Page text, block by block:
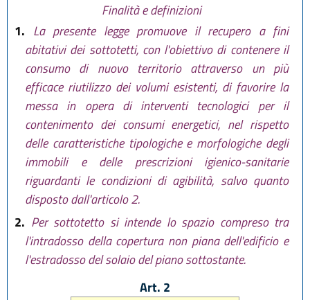
Finalità e definizioni
1. La presente legge promuove il recupero a fini
abitativi dei sottotetti, con l'obiettivo di contenere il
consumo di nuovo territorio attraverso un più
efficace riutilizzo dei volumi esistenti, di favorire la
messa in opera di interventi tecnologici per il
contenimento dei consumi energetici, nel rispetto
delle caratteristiche tipologiche e morfologiche degli
immobili e delle prescrizioni igienico-sanitarie
riguardanti le condizioni di agibilità, salvo quanto
disposto dall'articolo 2.
2. Per sottotetto si intende lo spazio compreso tra
l'intradosso della copertura non piana dell'edificio e
l'estradosso del solaio del piano sottostante.
Art. 2